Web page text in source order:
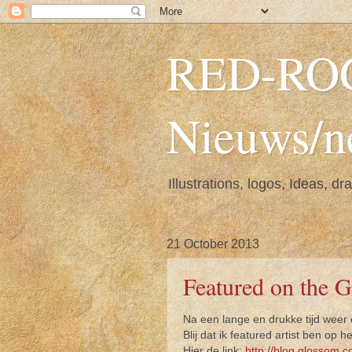
RED-
Nieuws/
Illustrations, logos, Ideas,
21 October 2013
Featured on the
Na een lange en drukke tijd weer
Blij dat ik featured artist ben op